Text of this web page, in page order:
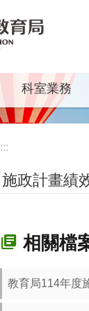
科室業務
:::
施政計畫績
相關檔
教育局114年度